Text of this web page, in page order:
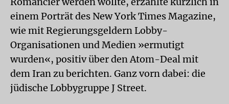
einem Porträt des New York Times Magazine,
wie mit Regierungsgeldern Lobby-
Organisationen und Medien »ermutigt
wurden«, positiv über den Atom-Deal mit
dem Iran zu berichten. Ganz vorn dabei: die
jüdische Lobbygruppe J Street.